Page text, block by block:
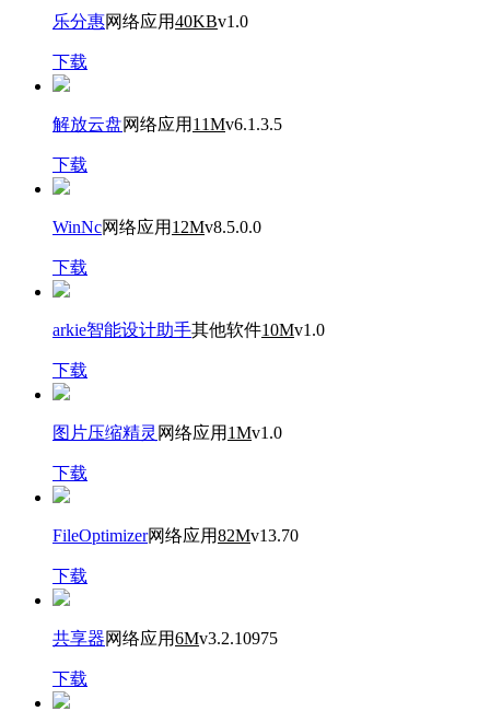
乐分惠网络应用40KBv1.0
下载
解放云盘网络应用 11Mv6.1.3.5
下载
WinNc网络应用 12Mv8.5.0.0
下载
arkie智能设计助手其他软件10Mv1.0
下载
图片压缩精灵 网络应用 1Mv1.0
下载
FileOptimizer网络应用82Mv13.70
下载
共享器网络应用6Mv3.2.10975
下载